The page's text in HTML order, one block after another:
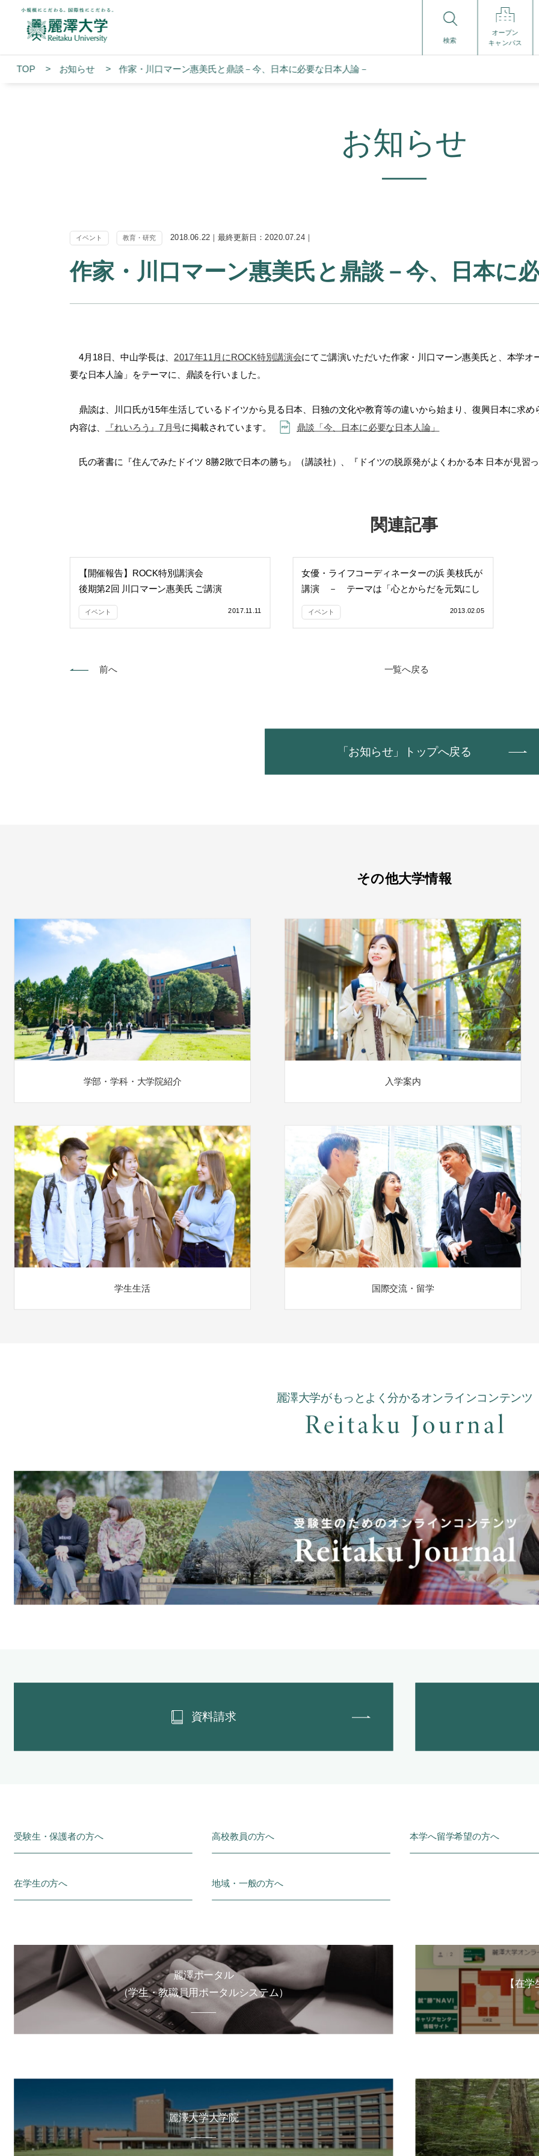
検索
オープン
キャンパス
TOP お知らせ 作家・川口マーン惠美氏と鼎談－今、日本に必要な日本人論－
お知らせ
イベント 教育・研究 2018.06.22｜最終更新日：2020.07.24｜
作家・川口マーン惠美氏と鼎談－今、日本に
4月18日、中山学長は、 2017年11月にROCK特別講演会にてご講演いただいた作家・川口マーン惠美氏と、本学
要な日本人論」をテーマに、鼎談を行いました。
鼎談は、川口氏が15年生活しているドイツから見る日本、日独の文化や教育等の違いから始まり、復興日本に求
内容は、
『れいろう』7月号に掲載されています。 鼎談「今、日本に必要な日本人論」
氏の著書に『住んでみたドイツ 8勝2敗で日本の勝ち』（講談社）、『ドイツの脱原発がよくわかる本 日本が見習
関連記事
【開催報告】ROCK特別講演会
後期第2回 川口マーン惠美氏 ご講演
イベント 2017.11.11
女優・ライフコーディネーターの浜 美枝氏が
講演 － テーマは「心とからだを元気にし
てくれる食」
イベント 2013.02.05
前へ 一覧へ戻る
「お知らせ」トップへ戻る
その他大学情報
学部・学科・大学院紹介 入学案内
学生生活 国際交流・留学
麗澤大学がもっとよく分かるオンラインコンテンツ
資料請求
受験生・保護者の方へ 高校教員の方へ 本学へ留学希望の方へ
在学生の方へ 地域・一般の方へ
麗澤ポータル
（学生・教職員用ポータルシステム）
【在
麗澤大学大学院